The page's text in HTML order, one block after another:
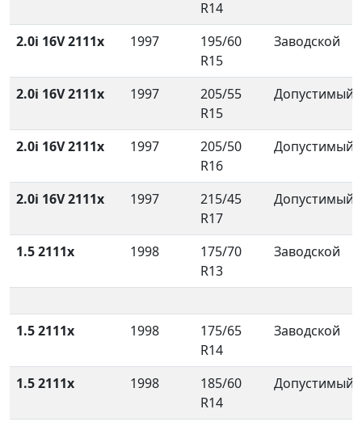
R14
2.0i 16V 2111x 1997
195/60
R15
Заводской
2.0i 16V 2111x 1997
205/55
R15
Допустимый
2.0i 16V 2111x 1997
205/50
R16
Допустимый
2.0i 16V 2111x 1997
215/45
R17
Допустимый
1.5 2111x 1998
175/70
R13
Заводской
1.5 2111x 1998
175/65
R14
Заводской
1.5 2111x 1998
185/60
R14
Допустимый